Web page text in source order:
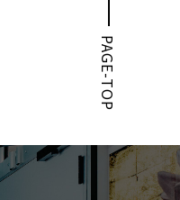
PAGE-TOP